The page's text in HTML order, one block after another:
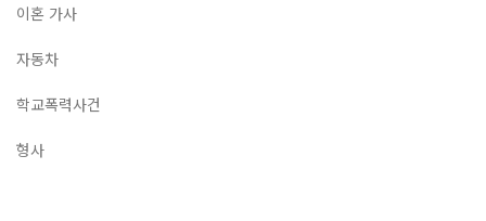
이혼 가사
자동차
학교폭력사건
형사